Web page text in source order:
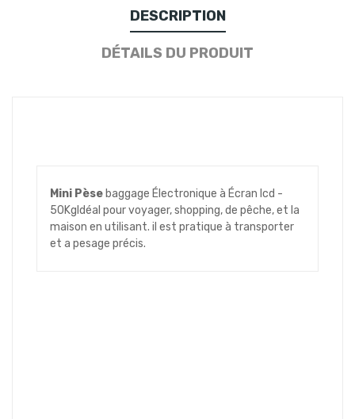
DESCRIPTION
DÉTAILS DU PRODUIT
Mini Pèse baggage Électronique à Écran lcd -
50KgIdéal pour voyager, shopping, de pêche, et la
maison en utilisant. il est pratique à transporter
et a pesage précis.